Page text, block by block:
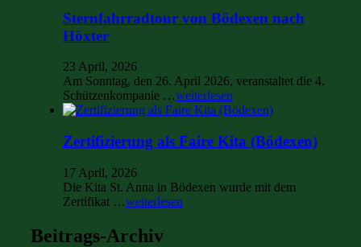
Sternfahrradtour von Bödexen nach
Höxter
23 April, 2026
Am Sonntag, den 26. April 2026, veranstaltet die 4.
Schützenkompanie …weiterlesen
Zertifizierung als Faire Kita (Bödexen)
17 April, 2026
Die Kita St. Anna in Bödexen wurde mit dem
Zertifikat …weiterlesen
Beitrags-Archiv